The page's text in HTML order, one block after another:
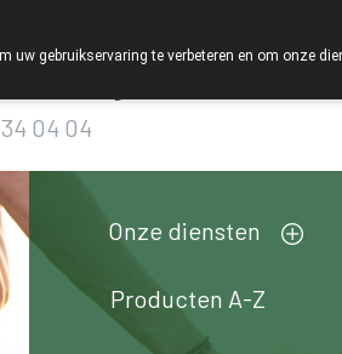
Innesto
04 04
Onze diensten
Producten A-Z
uw gebruikservaring te verbeteren en om onze